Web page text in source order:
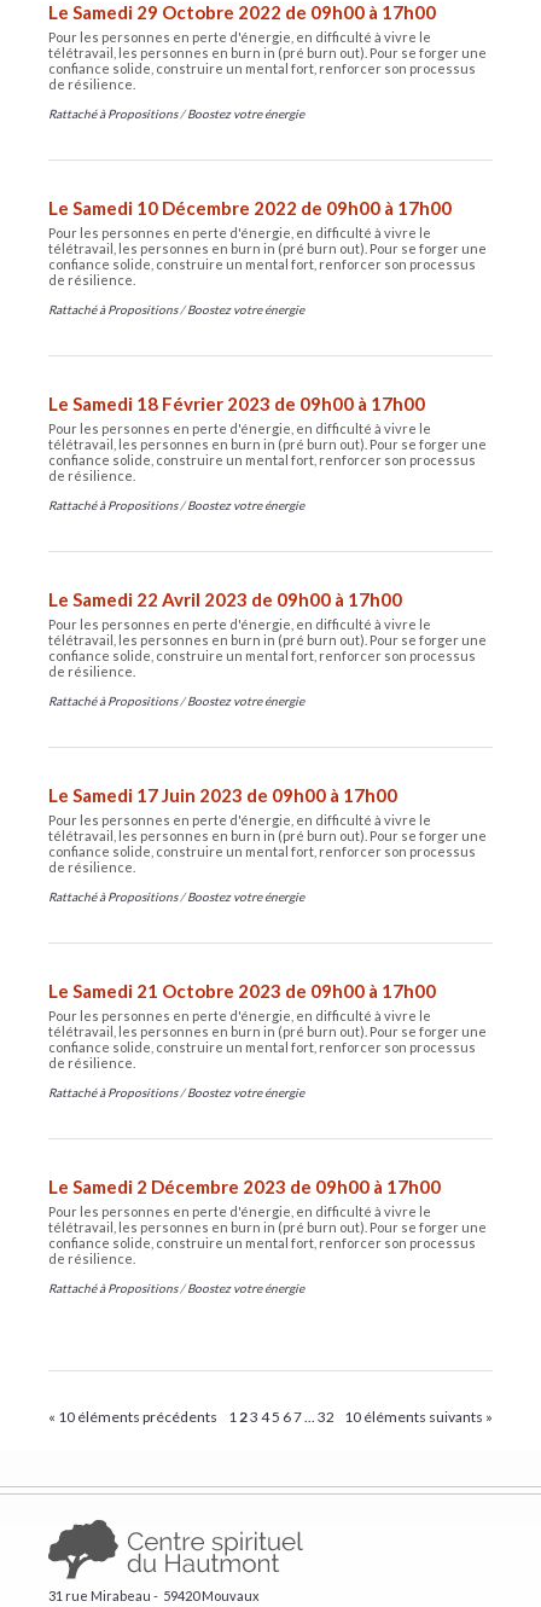
Le Samedi 29 Octobre 2022 de 09h00 à 17h00
Pour les personnes en perte d'énergie, en difficulté à vivre le
télétravail, les personnes en burn in (pré burn out). Pour se forger une
confiance solide, construire un mental fort, renforcer son processus
de résilience.
Rattaché à Propositions /Boostez votre énergie
Le Samedi 10 Décembre 2022 de 09h00 à 17h00
Pour les personnes en perte d'énergie, en difficulté à vivre le
télétravail, les personnes en burn in (pré burn out). Pour se forger une
confiance solide, construire un mental fort, renforcer son processus
de résilience.
Rattaché à Propositions /Boostez votre énergie
Le Samedi 18 Février 2023 de 09h00 à 17h00
Pour les personnes en perte d'énergie, en difficulté à vivre le
télétravail, les personnes en burn in (pré burn out). Pour se forger une
confiance solide, construire un mental fort, renforcer son processus
de résilience.
Rattaché à Propositions /Boostez votre énergie
Le Samedi 22 Avril 2023 de 09h00 à 17h00
Pour les personnes en perte d'énergie, en difficulté à vivre le
télétravail, les personnes en burn in (pré burn out). Pour se forger une
confiance solide, construire un mental fort, renforcer son processus
de résilience.
Rattaché à Propositions /Boostez votre énergie
Le Samedi 17 Juin 2023 de 09h00 à 17h00
Pour les personnes en perte d'énergie, en difficulté à vivre le
télétravail, les personnes en burn in (pré burn out). Pour se forger une
confiance solide, construire un mental fort, renforcer son processus
de résilience.
Rattaché à Propositions /Boostez votre énergie
Le Samedi 21 Octobre 2023 de 09h00 à 17h00
Pour les personnes en perte d'énergie, en difficulté à vivre le
télétravail, les personnes en burn in (pré burn out). Pour se forger une
confiance solide, construire un mental fort, renforcer son processus
de résilience.
Rattaché à Propositions /Boostez votre énergie
Le Samedi 2 Décembre 2023 de 09h00 à 17h00
Pour les personnes en perte d'énergie, en difficulté à vivre le
télétravail, les personnes en burn in (pré burn out). Pour se forger une
confiance solide, construire un mental fort, renforcer son processus
de résilience.
Rattaché à Propositions /Boostez votre énergie
« 10 éléments précédents 10 éléments suivants »
123 45 67... 32
31 rue Mirabeau - 59420 Mouvaux